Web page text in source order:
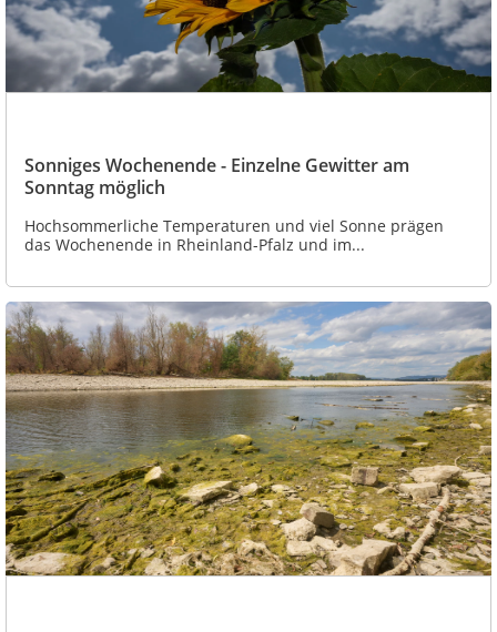
Sonniges Wochenende - Einzelne Gewitter am
Sonntag möglich
Hochsommerliche Temperaturen und viel Sonne prägen
das Wochenende in Rheinland-Pfalz und im...